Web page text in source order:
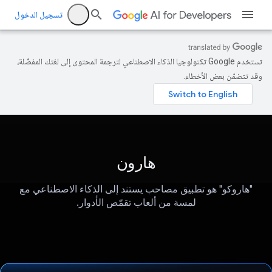
تسجيل الدخول
تستخدم Google تكنولوجيا الذكاء الاصطناعي لترجمة المحتوى إلى لغتك المفضّلة،
وقد تتضمّن بعض الأخطاء.
هارون
"هاروكو" هو تطبيق مصاحب يستند إلى الذكاء الاصطناعي مع
لمسة من ألعاب تقمّص الأدوار.